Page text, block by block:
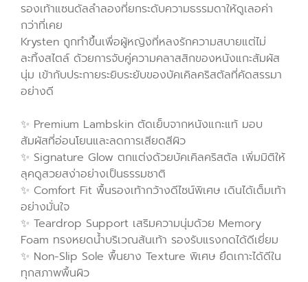
รองเท้าแซนดัลลำลองที่ยกระดับความธรรมดาให้ดูเลอค่า
กว่าที่เคย
Krysten ถูกทำขึ้นเพื่อผู้หญิงที่หลงรักความสบายแต่ไม่
ละทิ้งสไตล์ ด้วยการจับคู่ความคลาสสิกของหนังแกะสัมผัส
นุ่ม เข้ากับประกายระยิบระยับของบัคเคิลคริสตัลที่คัดสรรมา
อย่างดี
✨ Premium Lambskin ตัดเย็บจากหนังแกะแท้ มอบ
สัมผัสที่อ่อนโยนและลดการเสียดสีผิว
✨ Signature Glow ตกแต่งด้วยบัคเคิลคริสตัล เพิ่มมิติให้
ลุคดูสวยสง่าอย่างเป็นธรรมชาติ
✨ Comfort Fit พื้นรองเท้ากว้างดีไซน์พิเศษ เดินได้เต็มเท้า
อย่างมั่นใจ
✨ Teardrop Support เสริมความนุ่มด้วย Memory
Foam ทรงหยดน้ำบริเวณส้นเท้า รองรับแรงกดได้ดีเยี่ยม
✨ Non-Slip Sole พื้นยาง Texture พิเศษ ยึดเกาะได้ดีใน
ทุกสภาพพื้นผิว